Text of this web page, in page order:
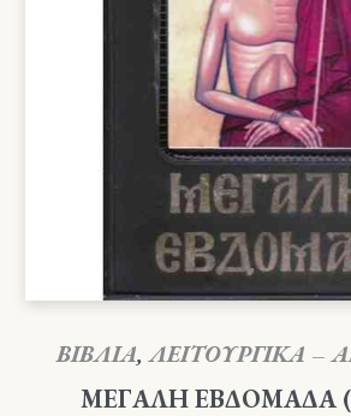
ΒΙΒΛΙΑ,ΛΕΙΤΟΥΡΓΙΚΑ –
ΜΕΓΑΛΗ ΕΒΔΟΜΑΔΑ